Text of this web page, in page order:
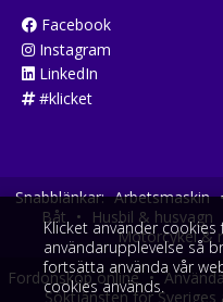
Facebook
Instagram
LinkedIn
#klicket
Snabblänkar: Arbetsmaskin
Båt • Husbil & husvagn
Motorcykel &
Fordonsköp online •
Söktjänsten för Sveriges
Klicket använder
användarupplevelse så
fortsätta använda vår
cookies används.